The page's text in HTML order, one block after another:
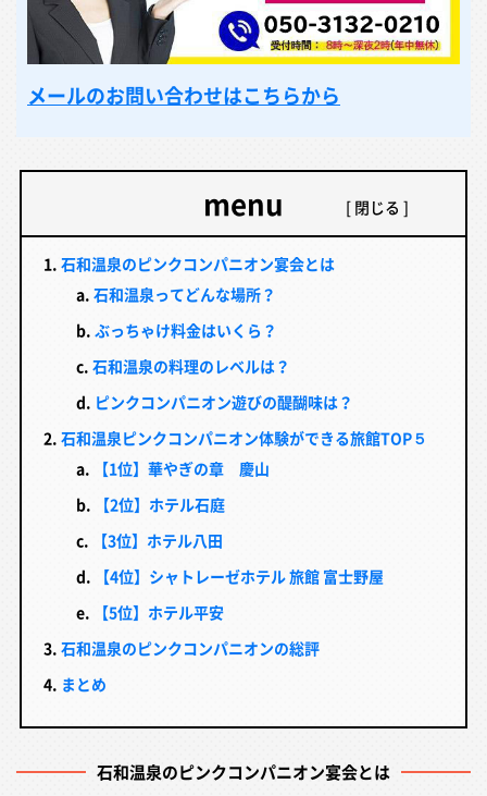
メールのお問い合わせはこちらから
menu
石和温泉のピンクコンパニオン宴会とは
石和温泉ってどんな場所？
ぶっちゃけ料金はいくら？
石和温泉の料理のレベルは？
ピンクコンパニオン遊びの醍醐味は？
石和温泉ピンクコンパニオン体験ができる旅館TOP５
【1位】華やぎの章 慶山
【2位】ホテル石庭
【3位】ホテル八田
【4位】シャトレーゼホテル 旅館 富士野屋
【5位】ホテル平安
石和温泉のピンクコンパニオンの総評
まとめ
石和温泉のピンクコンパニオン宴会とは